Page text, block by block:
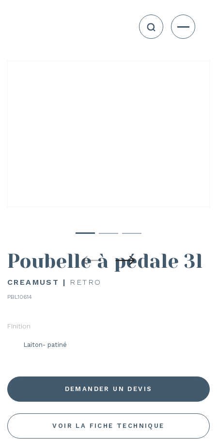
Poubelle à pédale 3l
CREAMUST | RETRO
PBL10614
Finition
Laiton- patiné
DEMANDER UN DEVIS
VOIR LA FICHE TECHNIQUE